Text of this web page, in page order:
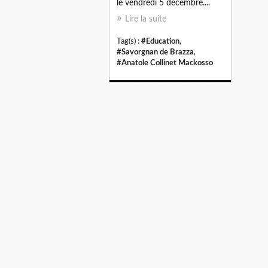
le vendredi 5 décembre....
Lire la suite
Tag(s) : #Education,
#Savorgnan de Brazza,
#Anatole Collinet Mackosso